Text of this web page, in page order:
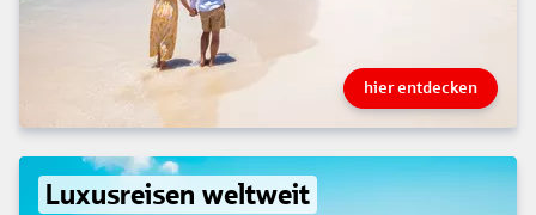
hier entdecken
Luxusreisen weltweit